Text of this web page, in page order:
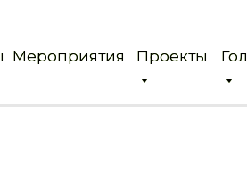
Мероприятия
Мероприятия Проекты
Проекты